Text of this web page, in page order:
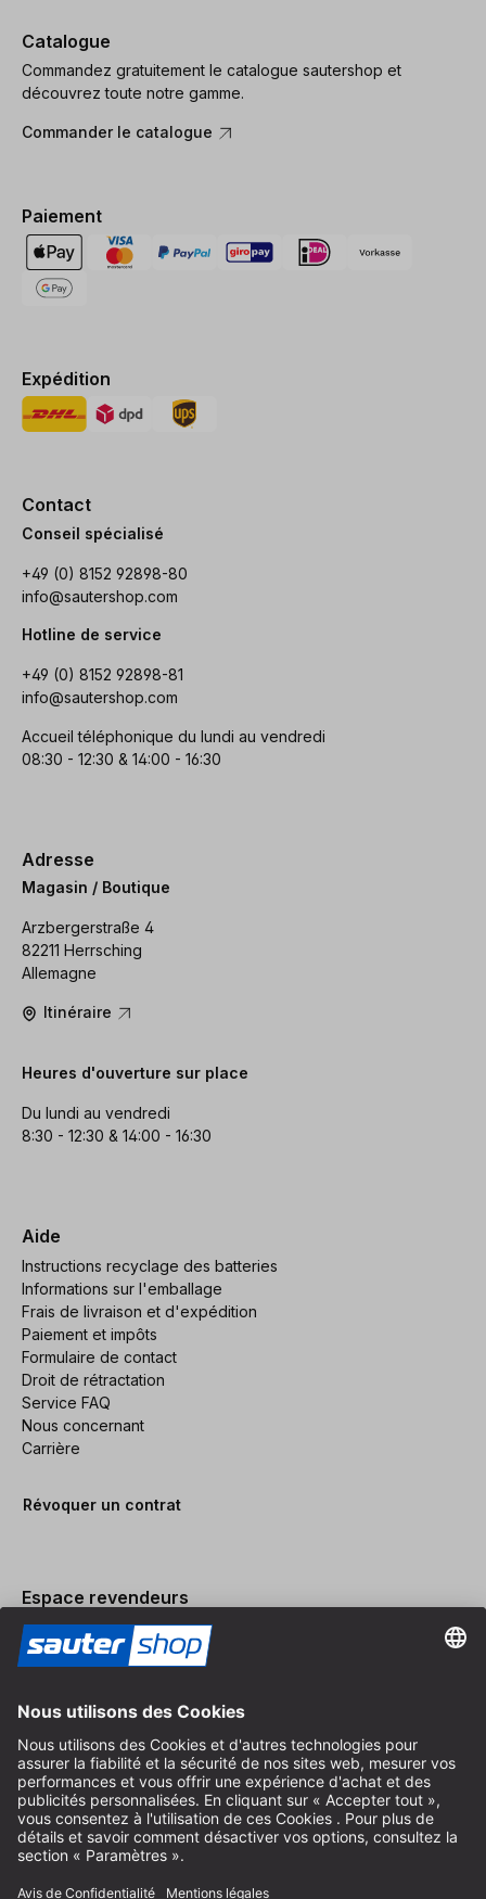
Catalogue
Commandez gratuitement le catalogue sautershop et
découvrez toute notre gamme.
Commander le catalogue
Paiement
Expédition
Contact
Conseil spécialisé
+49 (0) 8152 92898-80
info@sautershop.com
Hotline de service
+49 (0) 8152 92898-81
info@sautershop.com
Accueil téléphonique du lundi au vendredi
08:30 - 12:30 & 14:00 - 16:30
Adresse
Magasin / Boutique
Arzbergerstraße 4
82211 Herrsching
Allemagne
Itinéraire
Heures d'ouverture sur place
Du lundi au vendredi
8:30 - 12:30 & 14:00 - 16:30
Aide
Instructions recyclage des batteries
Informations sur l'emballage
Frais de livraison et d'expédition
Paiement et impôts
Formulaire de contact
Droit de rétractation
Service FAQ
Nous concernant
Carrière
Révoquer un contrat
Espace revendeurs
Devenir revendeur
Mentions légales
Conditions Générales
Protection des Données
Paramètres des Cookies